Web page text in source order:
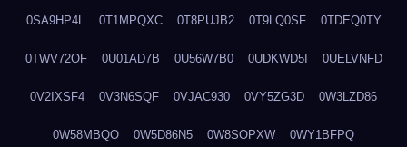
0SA9HP4L 0T1MPQXC 0T8PUJB2 0T9LQ0SF 0TDEQ0TY
0TWV72OF 0U01AD7B 0U56W7B0 0UDKWD5I 0UELVNFD
0V2IXSF4 0V3N6SQF 0VJAC930 0VY5ZG3D 0W3LZD86
0W58MBQO 0W5D86N5 0W8SOPXW 0WY1BFPQ